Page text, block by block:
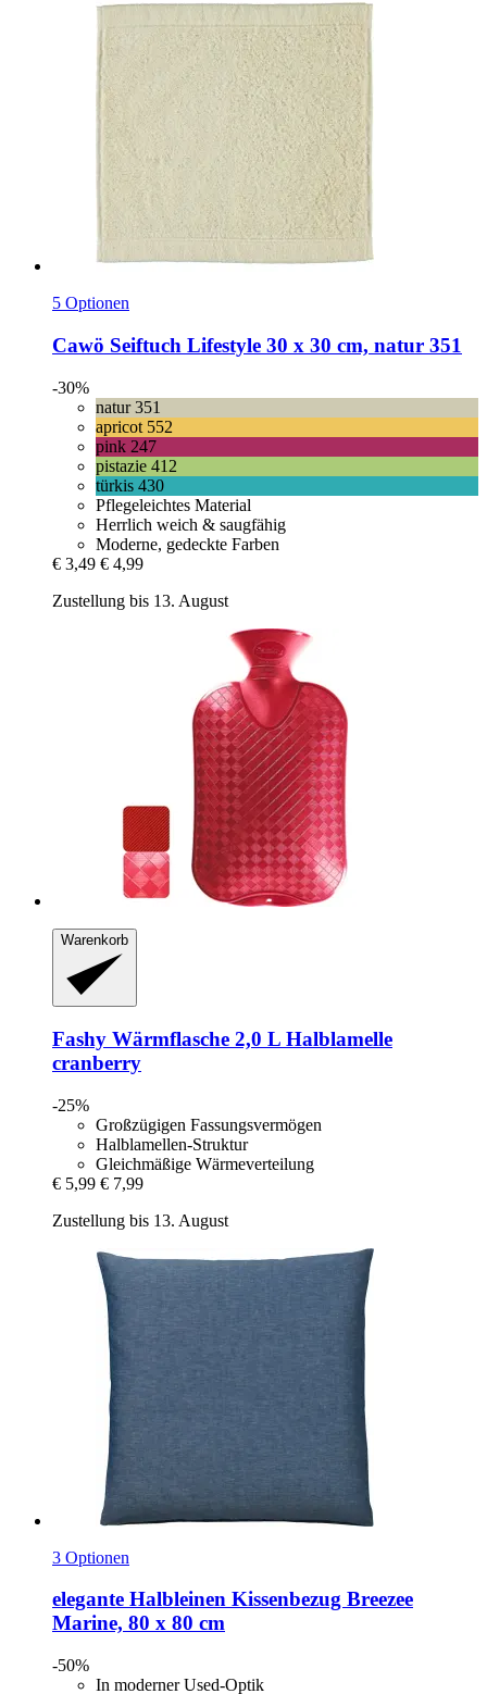
5 Optionen
Cawö Seiftuch Lifestyle 30 x 30 cm, natur 351
-30%
natur 351
apricot 552
pink 247
pistazie 412
türkis 430
Pflegeleichtes Material
Herrlich weich & saugfähig
Moderne, gedeckte Farben
€ 3,49 € 4,99
Zustellung bis 13. August
Warenkorb
Fashy Wärmflasche 2,0 L Halblamelle
cranberry
-25%
Großzügigen Fassungsvermögen
Halblamellen-Struktur
Gleichmäßige Wärmeverteilung
€ 5,99 € 7,99
Zustellung bis 13. August
3 Optionen
elegante Halbleinen Kissenbezug Breezee
Marine, 80 x 80 cm
-50%
In moderner Used-Optik